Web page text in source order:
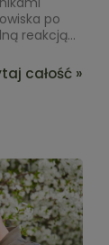
po
reakcją
materii i
zaburzyć
całość »